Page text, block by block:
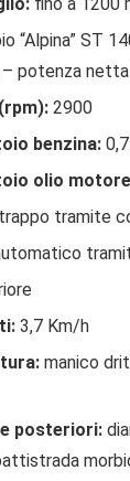
fino a 1200
“Alpina” ST
potenza
2900
benzina:
olio
tramite
3,7 Km/h
manico
posteriori: